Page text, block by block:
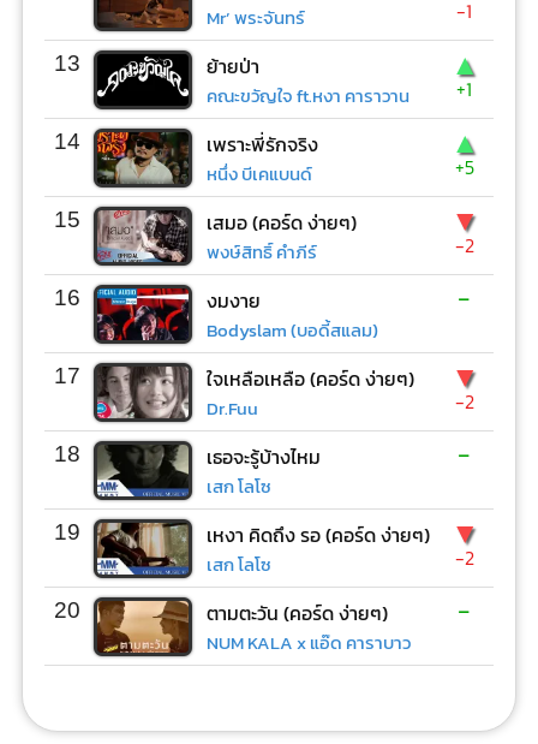
Mr’ พระจันทร์ -1
13 ย้ายป่า
คณะขวัญใจ ft.หงา คาราวาน
▲
+1
14 เพราะพี่รักจริง
หนึ่ง บีเคแบนด์
▲
+5
15 เสมอ (คอร์ด ง่ายๆ)
พงษ์สิทธิ์ คำภีร์
▼
-2
16 งมงาย
Bodyslam (บอดี้สแลม)
-
17 ใจเหลือเหลือ (คอร์ด ง่ายๆ)
Dr.Fuu
▼
-2
18 เธอจะรู้บ้างไหม
เสก โลโซ
-
19 เหงา คิดถึง รอ (คอร์ด ง่ายๆ)
เสก โลโซ
▼
-2
20 ตามตะวัน (คอร์ด ง่ายๆ)
NUM KALA x แอ๊ด คาราบาว
-